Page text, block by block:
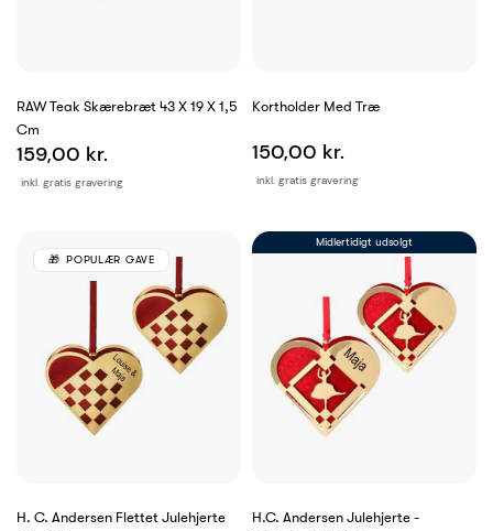
RAW Teak Skærebræt 43 X 19 X 1,5
Cm
inkl. gratis gravering
159,00 kr.
Kortholder Med Træ
inkl. gratis gravering
150,00 kr.
H. C. Andersen Flettet Julehjerte
POPULÆR GAVE
H.C. Andersen Julehjerte -
Midlertidigt udsolgt